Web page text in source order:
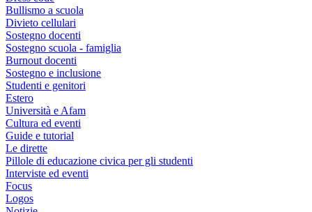
Bullismo a scuola
Divieto cellulari
Sostegno docenti
Sostegno scuola - famiglia
Burnout docenti
Sostegno e inclusione
Studenti e genitori
Estero
Università e Afam
Cultura ed eventi
Guide e tutorial
Le dirette
Pillole di educazione civica per gli studenti
Interviste ed eventi
Focus
Logos